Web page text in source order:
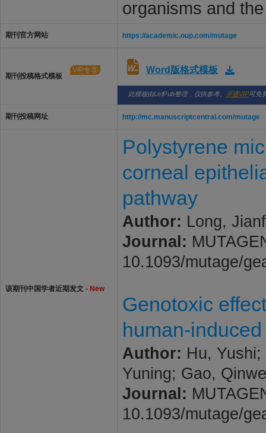
organisms and
期刊官方网站 https://academic.oup.com/mutage
期刊投稿格式模板
VIP专享 Word版格式模板
此模板由LetPub整理，仅供参考。 开通VIP可免
期刊投稿网址 http://mc.manuscriptcentral.com/mutage
该期刊中国学者近期发文 - New
Polystyrene
corneal
pathway
Author: Long,
Journal:
10.1093/mutage/
Genotoxic
human-
Author: Hu,
Yuning; Gao,
Journal:
10.1093/mutage/